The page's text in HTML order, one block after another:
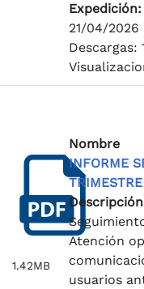
Expedición:
21/04/2026
Descargas:
1.42MB
Nombre
INFORME
Descripción
Atención
usuarios